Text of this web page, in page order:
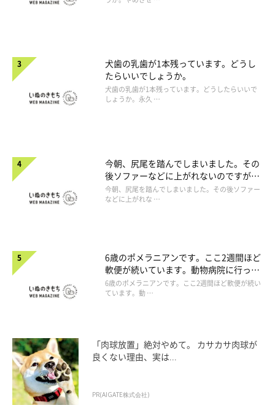
犬歯の乳歯が1本残っています。どうし
たらいいでしょうか。
犬歯の乳歯が1本残っています。どうしたらいいで
しょうか。永久 …
今朝、尻尾を踏んでしまいました。その
後ソファーなどに上がれないのですが、
大丈夫でしょうか。
今朝、尻尾を踏んでしまいました。その後ソファー
などに上がれな …
6歳のポメラニアンです。ここ2週間ほど
軟便が続いています。動物病院に行った
ほうがよいですか。
6歳のポメラニアンです。ここ2週間ほど軟便が続い
ています。動 …
「肉球放置」絶対やめて。 カサカサ肉球が
良くない理由、実は...
PR(AIGATE株式会社)